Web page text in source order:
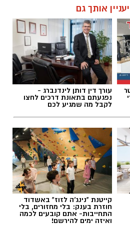
אותך גם
עורך דין דותן לינדנברג -
נפגעתם בתאונת דרכים לחצו
לקבל מה שמגיע לכם
קייטנת "נינג'ה לזוז" באשדוד
חוזרת בענק: בלי מחזורים, בלי
התחייבות- אתם קובעים לכמה
ואיזה ימים להירשם!